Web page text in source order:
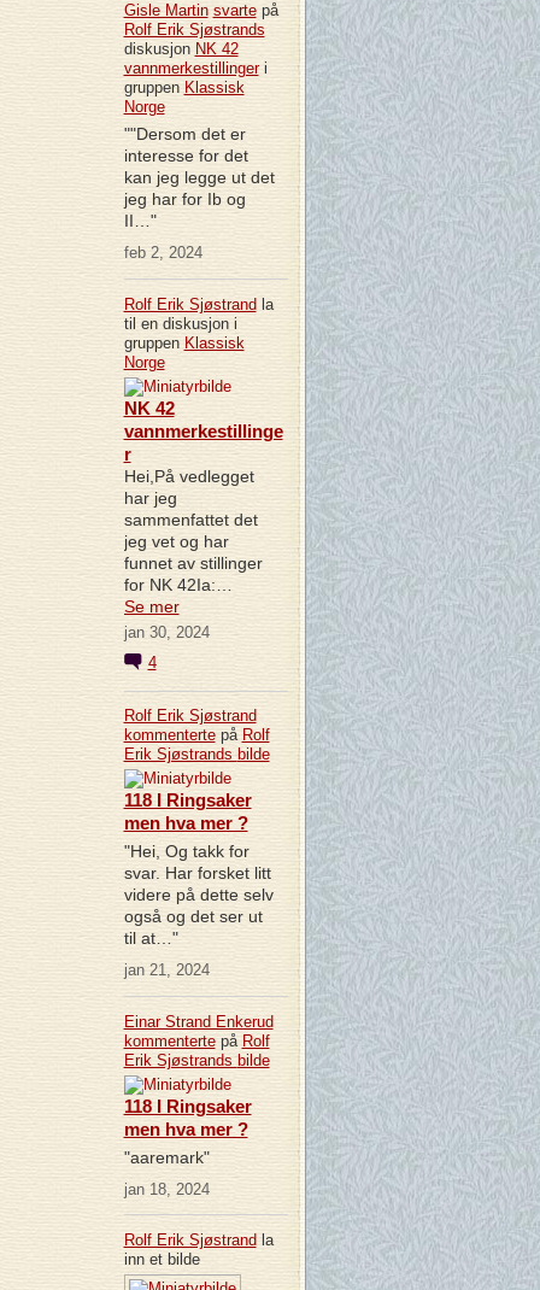
Gisle Martin svartepå
Rolf Erik Sjøstrands
diskusjon NK 42
vannmerkestillingeri
gruppen Klassisk
Norge
""Dersom det er
interesse for det
kan jeg legge ut det
jeg har for Ib og
II…"
feb 2, 2024
Rolf Erik Sjøstrand la
til en diskusjon i
gruppen Klassisk
Norge
NK 42
vannmerkestillinge
r
Hei,På vedlegget
har jeg
sammenfattet det
jeg vet og har
funnet av stillinger
for NK 42Ia:…
Se mer
jan 30, 2024
4
Rolf Erik Sjøstrand
kommentertepå Rolf
Erik Sjøstrandsbilde
118 I Ringsaker
men hva mer ?
"Hei, Og takk for
svar. Har forsket litt
videre på dette selv
også og det ser ut
til at…"
jan 21, 2024
Einar Strand Enkerud
kommentertepå Rolf
Erik Sjøstrandsbilde
118 I Ringsaker
men hva mer ?
"aaremark"
jan 18, 2024
Rolf Erik Sjøstrand la
inn et bilde